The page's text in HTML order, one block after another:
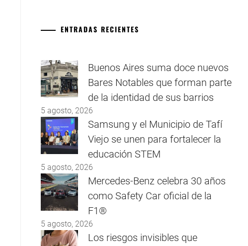
ENTRADAS RECIENTES
Buenos Aires suma doce nuevos
Bares Notables que forman parte
de la identidad de sus barrios
5 agosto, 2026
Samsung y el Municipio de Tafí
Viejo se unen para fortalecer la
educación STEM
5 agosto, 2026
Mercedes-Benz celebra 30 años
como Safety Car oficial de la
F1®
5 agosto, 2026
Los riesgos invisibles que